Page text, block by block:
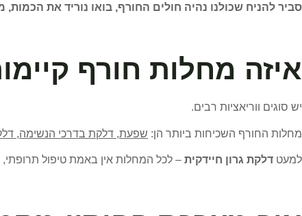
סביר להניח שכולנו נהיה חולים החורף, בואו נוריד את
איזה מחלות חורף
יש סוגים ווריאציות רבים.
מחלות החורף השכיחות ביותר הן: שפעת, דלקת בדרכי הנשימה,
למעט דלקת גרון חיידקית – לכל המחלות אין באמת טיפול